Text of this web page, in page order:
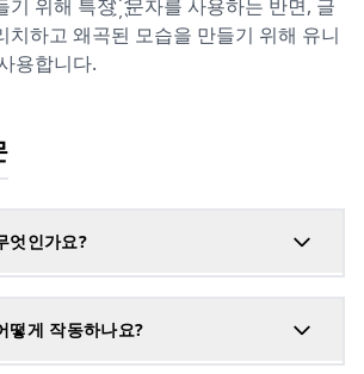
위해 특정 ҉ 문자를 사용하는 반면, 글
치하고 왜곡된 모습을 만들기 위해 유니
용합니다.
엇인가요?
떻게 작동하나요?